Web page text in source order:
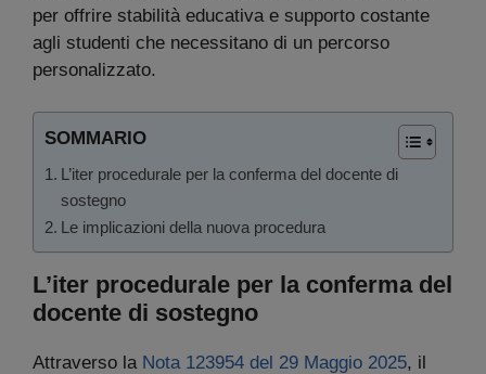
per offrire stabilità educativa e supporto costante
agli studenti che necessitano di un percorso
personalizzato.
SOMMARIO
L’iter procedurale per la conferma del docente di
sostegno
Le implicazioni della nuova procedura
L’iter procedurale per la conferma del
docente di sostegno
Attraverso la Nota 123954 del 29 Maggio 2025, il